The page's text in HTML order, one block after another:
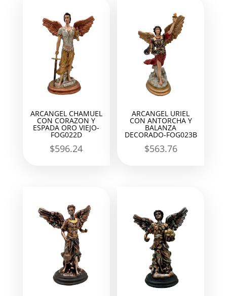
ARCANGEL CHAMUEL
CON CORAZON Y
ESPADA ORO VIEJO-
FOG022D
$596.24
ARCANGEL URIEL
CON ANTORCHA Y
BALANZA
DECORADO-FOG023B
$563.76